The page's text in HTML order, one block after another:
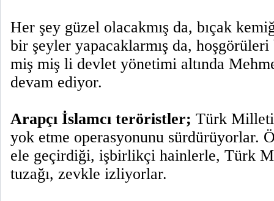
Her şey güzel olacakmış da, bıçak
bir şeyler yapacaklarmış da,
miş miş li devlet yönetimi altında
devam ediyor.
Arapçı İslamcı teröristler; Türk
yok etme operasyonunu sürdürüyorlar.
ele geçirdiği, işbirlikçi hainlerle, Türk
tuzağı, zevkle izliyorlar.